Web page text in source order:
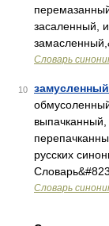
засаленный,
Словарь
10 замусленный
выпачканный,
русских
Словарь